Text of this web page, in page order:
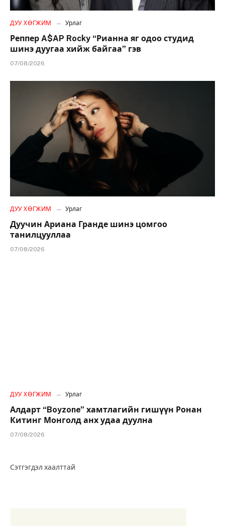
ДУУ ХӨГЖИМ Урлаг
Реппер A$AP Rocky “Рианна яг одоо студид
шинэ дуугаа хийж байгаа” гэв
07/08/2026
ДУУ ХӨГЖИМ Урлаг
Дуучин Ариана Гранде шинэ цомгоо
танилцууллаа
07/08/2026
ДУУ ХӨГЖИМ Урлаг
Алдарт “Boyzone” хамтлагийн гишүүн Ронан
Китинг Монголд анх удаа дуулна
07/08/2026
Сэтгэгдэл хаалттай